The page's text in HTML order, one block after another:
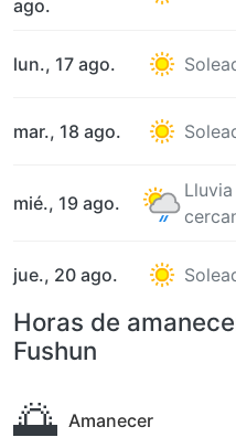
ago.
lun., 17 ago.
mar., 18 ago.
mié., 19 ago.
jue., 20 ago.
Horas de
Fushun
🌅 Amanecer